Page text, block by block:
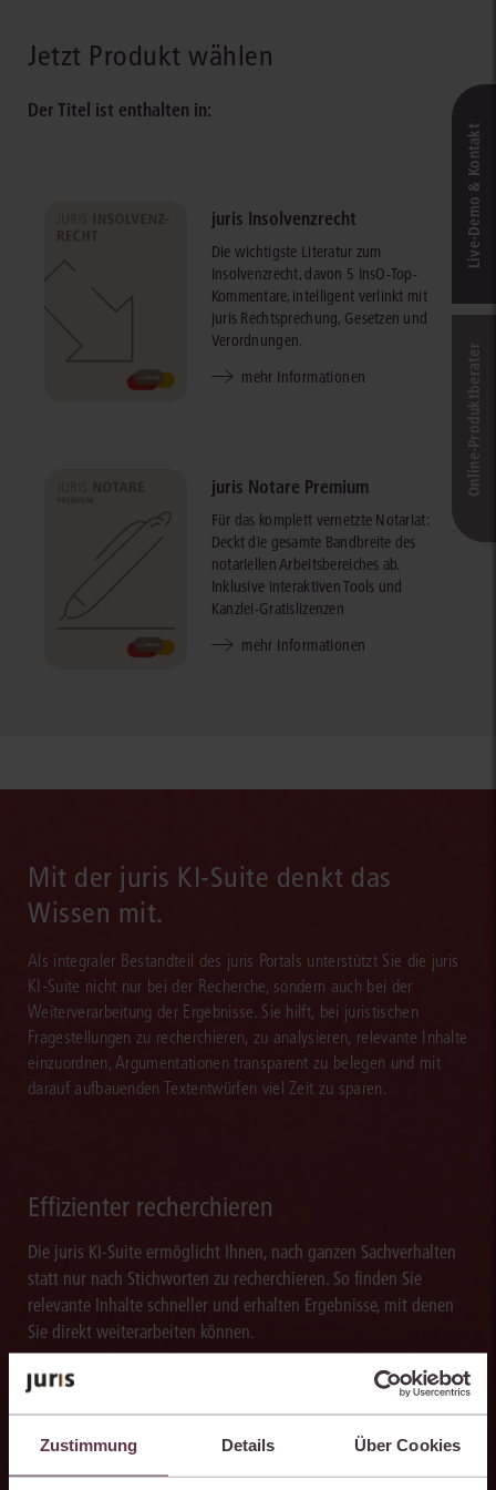
Zustimmung Details Über Cookies
Jetzt Produkt wählen
Der Titel ist enthalten in:
juris Insolvenzrecht
Die wichtigste Literatur zum
Insolvenzrecht, davon 5 InsO-Top-
Kommentare, intelligent verlinkt mit
juris Rechtsprechung, Gesetzen und
Verordnungen.
mehr Informationen
juris Notare Premium
Für das komplett vernetzte Notariat:
Deckt die gesamte Bandbreite des
notariellen Arbeitsbereiches ab.
Inklusive interaktiven Tools und
Kanzlei-Gratislizenzen
mehr Informationen
Mit der juris KI-Suite denkt das
Wissen mit.
Als integraler Bestandteil des juris Portals unterstützt Sie die juris
KI-Suite nicht nur bei der Recherche, sondern auch bei der
Weiterverarbeitung der Ergebnisse. Sie hilft, bei juristischen
Fragestellungen zu recherchieren, zu analysieren, relevante Inhalte
einzuordnen, Argumentationen transparent zu belegen und mit
darauf aufbauenden Textentwürfen viel Zeit zu sparen.
Effizienter recherchieren
Die juris KI-Suite ermöglicht Ihnen, nach ganzen Sachverhalten
statt nur nach Stichworten zu recherchieren. So finden Sie
relevante Inhalte schneller und erhalten Ergebnisse, mit denen
Sie direkt weiterarbeiten können.
Ergebnisse sicher belegen
Live‑Demo & Kontakt
Online-Produkt­berater